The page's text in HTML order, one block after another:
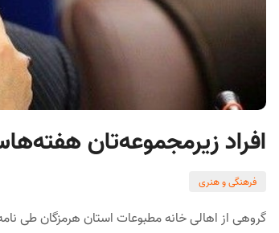
افراد زیرمجموعه‌تان
فرهنگی و هنری
گروهی از اهالی خانه مطبوعات استان هرمزگان طی